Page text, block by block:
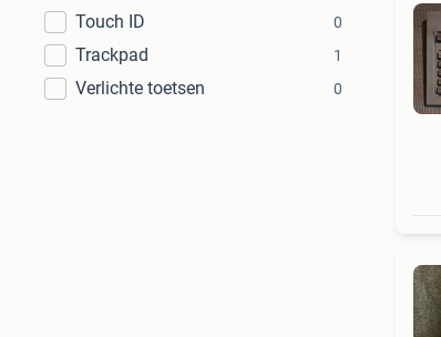
Touch ID 0
Trackpad 1
Verlichte toetsen 0